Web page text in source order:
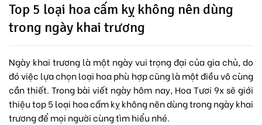
Top 5 loại hoa cấm kỵ không nên dùng
trong ngày khai trương
Ngày khai trương là một ngày vui trọng đại của gia chủ, do
đó việc lựa chọn loại hoa phù hợp cũng là một điều vô cùng
cần thiết. Trong bài viết ngày hôm nay, Hoa Tươi 9x sẽ giới
thiệu top 5 loại hoa cấm kỵ không nên dùng trong ngày khai
trương để mọi người cùng tìm hiểu nhé.